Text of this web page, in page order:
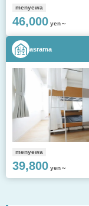
menyewa
46,000 yen～
asrama
menyewa
39,800 yen～